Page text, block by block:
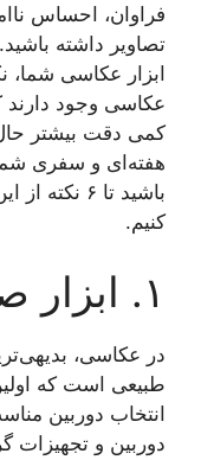
فراوان، احساس
تصاویر داشته
ابزار عکاسی شما،
عکاسی وجود دارند
کمی دقت بیشتر
هفته‌ای و سفری
باشید تا ۶
کنیم.
۱. ابزار صحیح انتخاب کنید
در عکاسی،
طبیعی است که
انتخاب دوربین
دوربین و تجهیزات